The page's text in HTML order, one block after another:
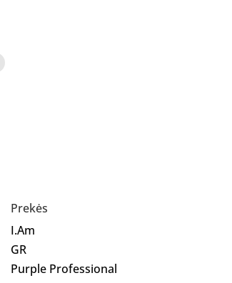
Prekės
I.Am
GR
Purple Professional